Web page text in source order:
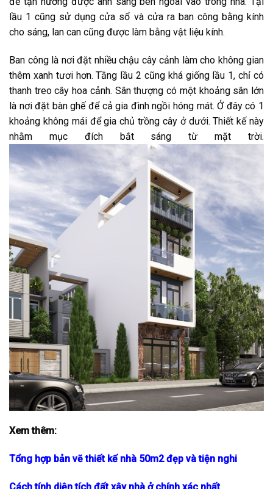
lầu 1 cũng sử dụng cửa sổ và cửa ra ban công bằng kính
cho sáng, lan can cũng được làm bằng vật liệu kính.
Ban công là nơi đặt nhiều chậu cây cảnh làm cho không gian
thêm xanh tươi hơn. Tầng lầu 2 cũng khá giống lầu 1, chỉ có
thanh treo cây hoa cảnh. Sân thượng có một khoảng sân lớn
là nơi đặt bàn ghế để cả gia đình ngồi hóng mát. Ở đây có 1
khoảng không mái để gia chủ trồng cây ở dưới. Thiết kế này
nhằm mục đích bắt sáng từ mặt trời.
Xem thêm:
Tổng hợp bản vẽ thiết kế nhà 50m2 đẹp và tiện nghi